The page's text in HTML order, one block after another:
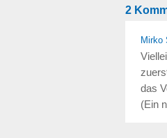
2
Mirko
das
(Ein